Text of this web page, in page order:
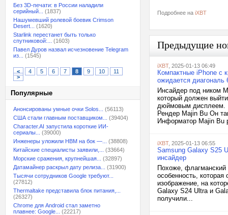
Без 3D-печати: в России наладили
серийный...
(1837)
Нашумевший ролевой боевик Crimson
Desert...
(1620)
Starlink перестанет быть только
спутниковой:...
(1603)
Павел Дуров назвал исчезновение Telegram
из...
(1545)
< 4 5 6 7 8 9 10
11
>
Популярные
Анонсированы умные очки Solos...
(56113)
США стали главным поставщиком...
(39404)
Character.AI запустила короткие ИИ-
сериалы...
(39000)
Инженеры уложили HBM на бок —...
(38808)
Китайские специалисты заявили,...
(33664)
Морские сражения, крупнейшая...
(32897)
Датамайнер раскрыл дату релиза...
(31900)
Тысячи сотрудников Google требуют...
(27812)
Thermaltake представила блок питания,...
(26327)
Chrome для Android стал заметно
плавнее: Google...
(22217)
Подробнее на iXBT
Предыдущие
iXBT, 2025-01-13 06:49
Компактные iPhone с
ожидается
Инсайдер под ником
который должен
дюймовым дисплеем.
Рендер Majin Bu Он
Информатор Majin Bu
iXBT, 2025-01-13 06:55
Samsung Galaxy S25
инсайдер
Похоже, флагманский
особенность,
изображение, на
Galaxy S24 Ultra и
получили...